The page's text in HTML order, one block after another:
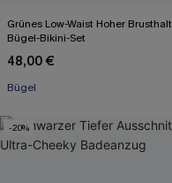
Grünes Low-Waist Hoher Brusthalt
Bügel-Bikini-Set
48,00 €
Bügel
-20%